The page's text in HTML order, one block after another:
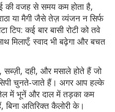
की वजह से समय कम होता है,
या मैगी जैसे तेज़ व्यंजन न सिर्फ
टिप: कई बार बासी रोटी को तवे
मिलाएँ; स्वाद भी बढ़ेगा और बचत
दही, और मसाले होते हैं जो
चुनते‑जाते हैं। अगर आप हल्के
में भूनें और दाल में तड़का कम
अतिरिक्त कैलोरी के।